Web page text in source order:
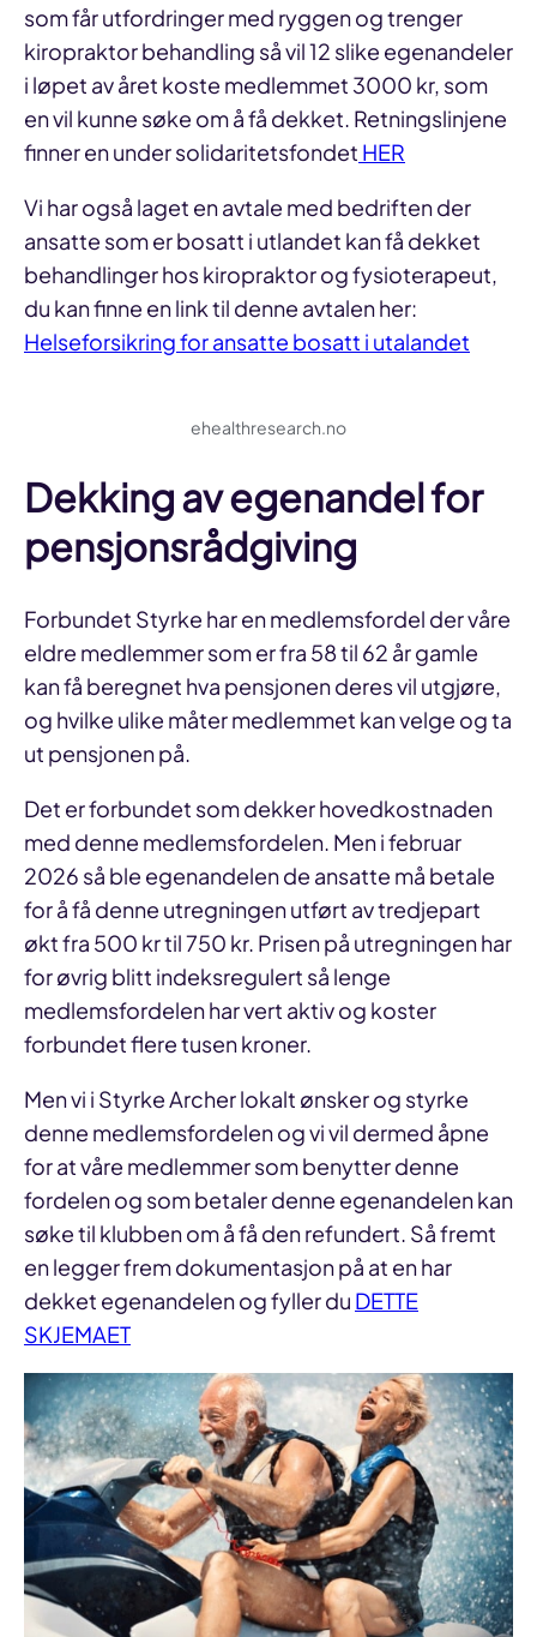
som får utfordringer med ryggen og trenger
kiropraktor behandling så vil 12 slike egenandeler
i løpet av året koste medlemmet 3000 kr, som
en vil kunne søke om å få dekket. Retningslinjene
finner en under solidaritetsfondet HER
Vi har også laget en avtale med bedriften der
ansatte som er bosatt i utlandet kan få dekket
behandlinger hos kiropraktor og fysioterapeut,
du kan finne en link til denne avtalen her:
Helseforsikring for ansatte bosatt i utalandet
ehealthresearch.no
Dekking av egenandel for
pensjonsrådgiving
Forbundet Styrke har en medlemsfordel der våre
eldre medlemmer som er fra 58 til 62 år gamle
kan få beregnet hva pensjonen deres vil utgjøre,
og hvilke ulike måter medlemmet kan velge og ta
ut pensjonen på.
Det er forbundet som dekker hovedkostnaden
med denne medlemsfordelen. Men i februar
2026 så ble egenandelen de ansatte må betale
for å få denne utregningen utført av tredjepart
økt fra 500 kr til 750 kr. Prisen på utregningen har
for øvrig blitt indeksregulert så lenge
medlemsfordelen har vert aktiv og koster
forbundet flere tusen kroner.
Men vi i Styrke Archer lokalt ønsker og styrke
denne medlemsfordelen og vi vil dermed åpne
for at våre medlemmer som benytter denne
fordelen og som betaler denne egenandelen kan
søke til klubben om å få den refundert. Så fremt
en legger frem dokumentasjon på at en har
dekket egenandelen og fyller du DETTE
SKJEMAET